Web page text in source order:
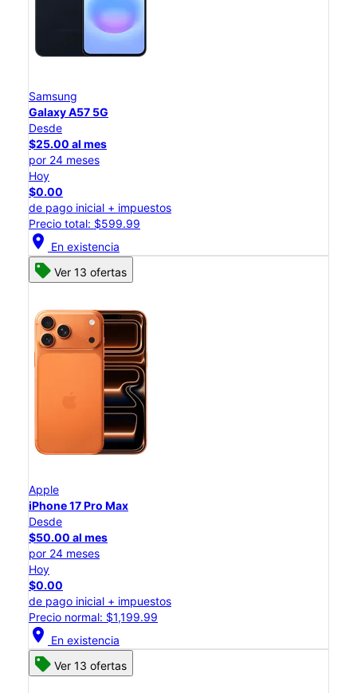
Samsung
Galaxy A57 5G
Desde
$25.00 al mes
por 24 meses
Hoy
$0.00
de pago inicial + impuestos
Precio total: $599.99
location_on En existencia
Ver 13 ofertas
Apple
iPhone 17 Pro Max
Desde
$50.00 al mes
por 24 meses
Hoy
$0.00
de pago inicial + impuestos
Precio normal: $1,199.99
location_on En existencia
Ver 13 ofertas